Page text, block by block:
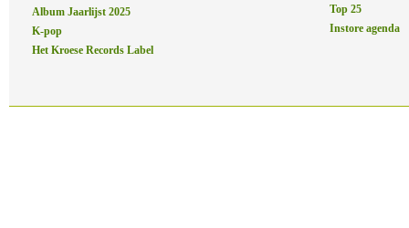
Album Jaarlijst 2025
K-pop
Het Kroese Records Label
Top 25
Instore agenda